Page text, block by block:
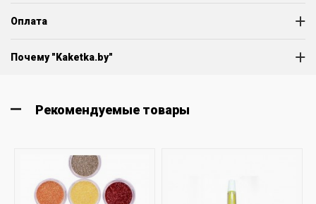
Оплата
Почему "Kaketka.by"
Рекомендуемые товары